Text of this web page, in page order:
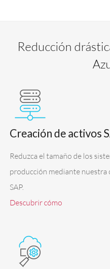
Reducción
Creación de activos
Reduzca el tamaño de los
producción mediante nuestra
SAP.
Descubrir cómo